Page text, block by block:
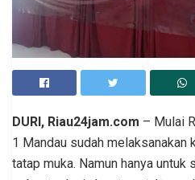
DURI, Riau24jam.com – Mulai
1 Mandau sudah melaksanakan
tatap muka. Namun hanya